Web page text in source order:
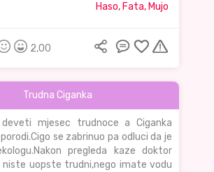
Haso, Fata, Mujo
2,00
Trudna Ciganka
mjesec trudnoce a Ciganka
se zabrinuo pa odluci da je
pregleda kaze doktor
niste uopste trudni,nego imate vodu